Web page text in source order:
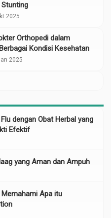
Stunting
2025
Orthopedi dalam
Kondisi Kesehatan
2025
dengan Obat Herbal yang
Efektif
yang Aman dan Ampuh
Apa itu